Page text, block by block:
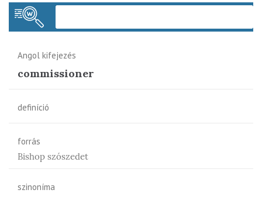
Angol kifejezés
commissioner
definíció
forrás
Bishop szószedet
szinoníma